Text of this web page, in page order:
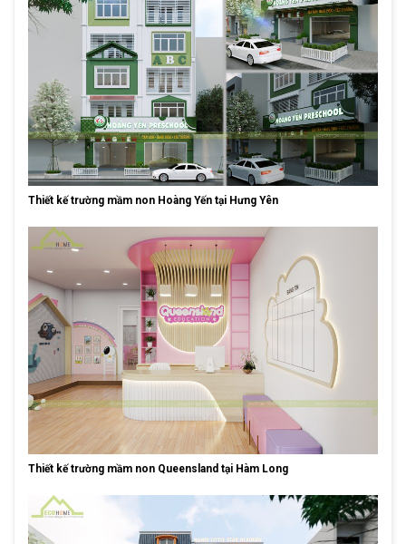
Thiết kế trường mầm non Hoàng Yến tại Hưng Yên
Thiết kế trường mầm non Queensland tại Hàm Long